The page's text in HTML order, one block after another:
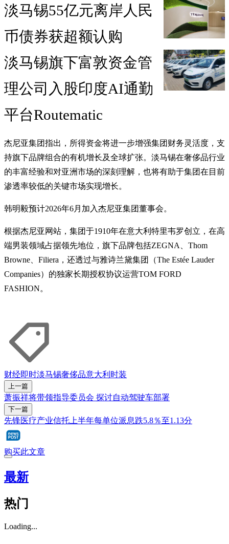
淡马锡55亿元离岸人民
币债券获超额认购
淡马锡旗下富敦资金管
理公司入股印度AI通勤
平台Routematic
杰尼亚集团指出，所得资金将进一步增强集团财务灵活度，支
持旗下品牌组合的有机增长及全球扩张。淡马锡在奢侈品行业
的丰富经验和对亚洲市场的深刻理解，也将有助于集团在目前
渗透率较低的关键市场实现增长。
韩明毅预计2026年6月加入杰尼亚集团董事会。
根据杰尼亚网站，集团于1910年在意大利特里韦罗创立，在高
端男装领域占据领先地位，旗下品牌包括ZEGNA、Thom
Browne、Filiera，还透过与雅诗兰黛集团（The Estée Lauder
Companies）的独家长期授权协议运营TOM FORD
FASHION。
财经即时淡马锡奢侈品意大利 时装
上一篇
萧振祥将带领指导委员会 探讨自动驾驶车部署
下一篇
先锋医疗产业信托上半年每单位派息跌5.8％至1.13分
购买此文章
最新
热门
Loading...